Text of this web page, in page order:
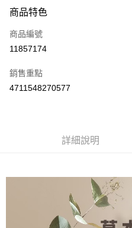
信用卡一次付款
超商取貨付款
Apple Pay
【關於「AFTEE先享後付」】
AFTEE先享後付是「在收到商品之
便利好安心！
商品特色
商品編號
11857174
銷售重點
4711548270577
詳細說明